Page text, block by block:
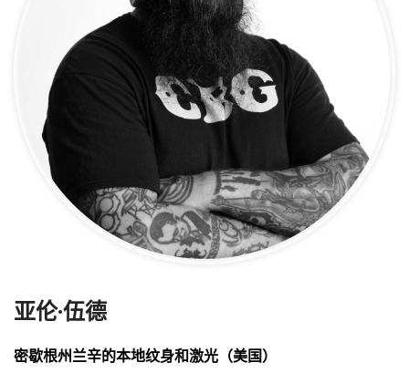
亚伦·伍德
密歇根州兰辛的本地纹身和激光（美国）